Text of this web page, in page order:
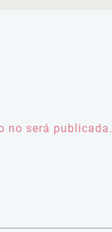
no será publicada.